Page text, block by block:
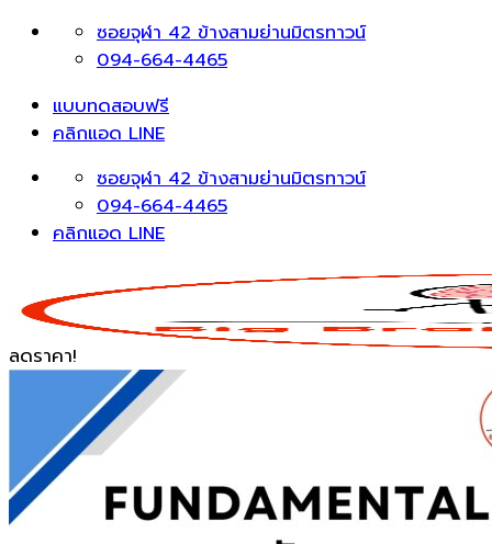
Skip
ซอยจุฬา 42 ข้างสามย่านมิตรทาวน์
094-664-4465
แบบทดสอบฟรี
คลิกแอด LINE
ซอยจุฬา 42 ข้างสามย่านมิตรทาวน์
094-664-4465
คลิกแอด LINE
ลดราคา!